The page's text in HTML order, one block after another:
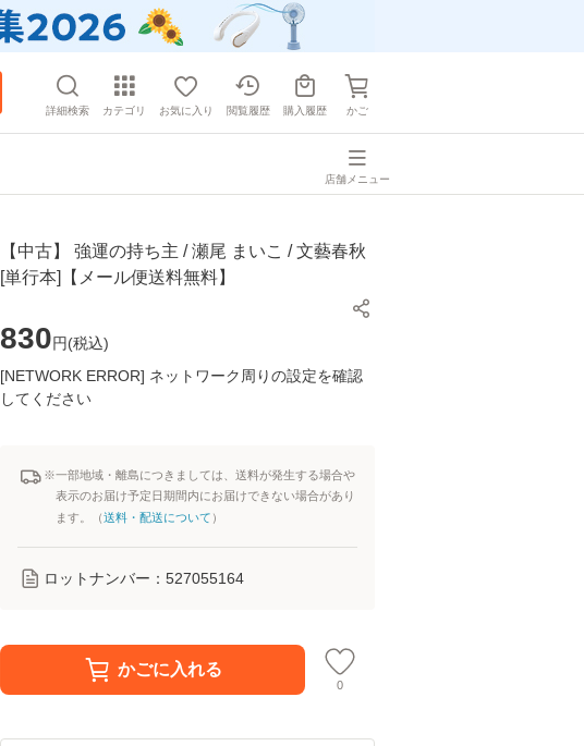
詳細検索 カテゴリ お気に入り 閲覧履歴 購入履歴 かご
店舗メニュー
【中古】 強運の持ち主 / 瀬尾 まいこ / 文藝春秋
[単行本]【メール便送料無料】
830円(税込)
[NETWORK ERROR] ネットワーク周りの設定を確認
してください
※一部地域・離島につきましては、送料が発生する場合や
表示のお届け予定日期間内にお届けできない場合があり
ます。（送料・配送について ）
ロットナンバー： 527055164
かごに入れる
0